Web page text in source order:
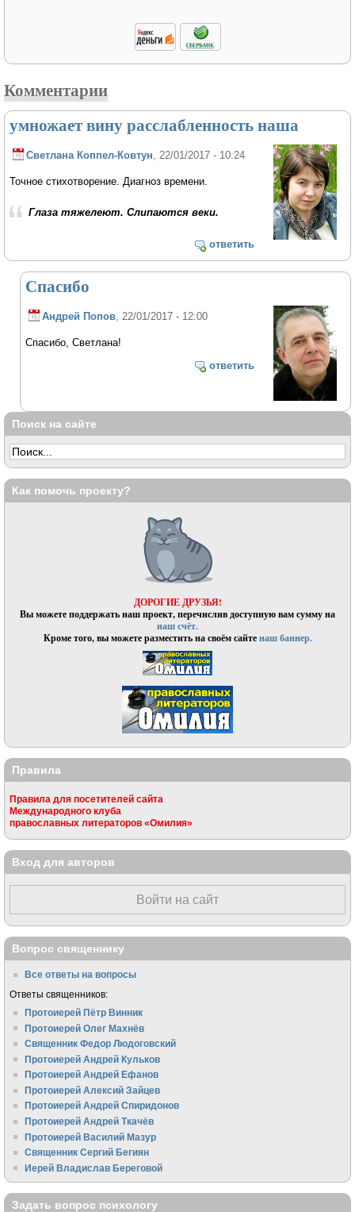
Комментарии
умножает вину расслабленность наша
Светлана Коппел-Ковтун, 22/01/2017 - 10:24
Точное стихотворение. Диагноз времени.
Глаза тяжелеют. Слипаются веки.
ответить
Спасибо
Андрей Попов, 22/01/2017 - 12:00
Спасибо, Светлана!
ответить
Поиск на сайте
Как помочь проекту?
ДОРОГИЕ ДРУЗЬЯ!
Вы можете поддержать наш проект, перечислив доступную вам сумму на
наш счёт.
Кроме того, вы можете разместить на своём сайтенаш баннер.
Правила
Правила для посетителей сайта
Международного клуба
православных литераторов «Омилия»
Вход для авторов
Войти на сайт
Вопрос священнику
Все ответы на вопросы
Ответы священников:
Протоиерей Пётр Винник
Протоиерей Олег Махнёв
Священник Федор Людоговский
Протоиерей Андрей Кульков
Протоиерей Андрей Ефанов
Протоиерей Алексий Зайцев
Протоиерей Андрей Спиридонов
Протоиерей Андрей Ткачёв
Протоиерей Василий Мазур
Священник Сергий Бегиян
Иерей Владислав Береговой
Задать вопрос психологу